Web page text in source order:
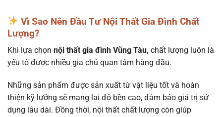
Vì Sao Nên Đầu Tư Nội Thất Gia Đình Chất
Lượng?
Khi lựa chọn nội thất gia đình Vũng Tàu, chất lượng luôn là
yếu tố được nhiều gia chủ quan tâm hàng đầu.
Những sản phẩm được sản xuất từ vật liệu tốt và hoàn
thiện kỹ lưỡng sẽ mang lại độ bền cao, đảm bảo giá trị sử
dụng lâu dài. Đồng thời, nội thất chất lượng còn giúp